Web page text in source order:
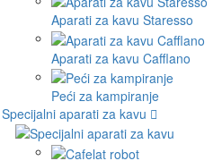
Aparati za kavu Staresso
Aparati za kavu Cafflano
Peći za kampiranje
Specijalni aparati za kavu